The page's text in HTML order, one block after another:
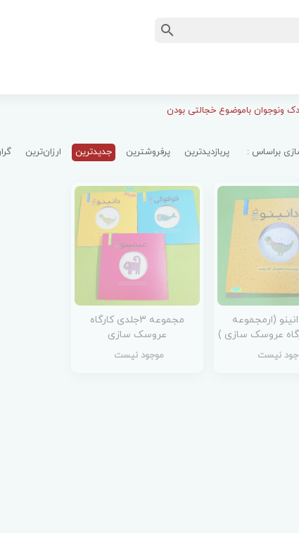
ونوجوان باموضوع خجالتی بودن
براساس : پربازدیدترین پرفروشترین جدیدترین ارزان‌ترین
(ارمجموعه
نیست
مجموعه 3جلدی کارگاه
عروسک سازی
موجود نیست